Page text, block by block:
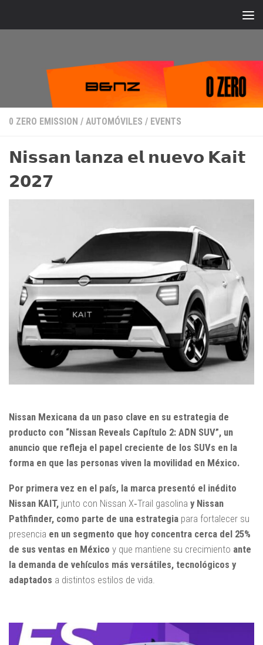
0 ZERO EMISSION / AUTOMÓVILES / EVENTS
𝗡𝗶𝘀𝘀𝗮𝗻 𝗹𝗮𝗻𝘇𝗮 𝗲𝗹 𝗻𝘂𝗲𝘃𝗼 𝗞𝗮𝗶𝘁
𝟮𝟬𝟮𝟳
Nissan Mexicana da un paso clave en su estrategia de
producto con “Nissan Reveals Capítulo 2: ADN SUV”, un
anuncio que refleja el papel creciente de los SUVs en la
forma en que las personas viven la movilidad en México.
Por primera vez en el país, la marca presentó el inédito
Nissan KAIT, junto con Nissan X‑Trail gasolina y Nissan
Pathfinder, como parte de una estrategia para fortalecer su
presencia en un segmento que hoy concentra cerca del 25%
de sus ventas en México y que mantiene su crecimiento ante
la demanda de vehículos más versátiles, tecnológicos y
adaptados a distintos estilos de vida.